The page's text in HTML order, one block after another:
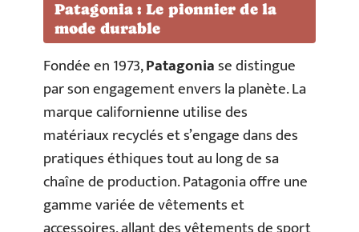
Patagonia : Le pionnier de la
mode durable
Fondée en 1973,Patagoniase distingue
par son engagement envers la planète. La
marque californienne utilise des
matériaux recyclés et s’engage dans des
pratiques éthiques tout au long de sa
chaîne de production. Patagonia offre une
gamme variée de vêtements et